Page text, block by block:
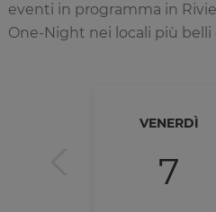
eventi in programma in
One-Night nei locali più belli
VENERDÌ
7